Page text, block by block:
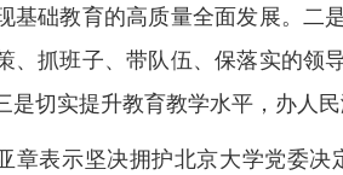
基础教育的高质量全面发展。二
、抓班子、带队伍、保落实的领
是切实提升教育教学水平，办人民
章表示坚决拥护北京大学党委